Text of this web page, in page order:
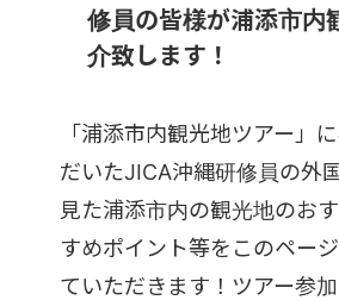
修員の皆様が浦添市内
介致します！
「浦添市内観光地ツアー」
だいたJICA沖縄研修員の外
見た浦添市内の観光地のお
すめポイント等をこのペー
ていただきます！ツアー参